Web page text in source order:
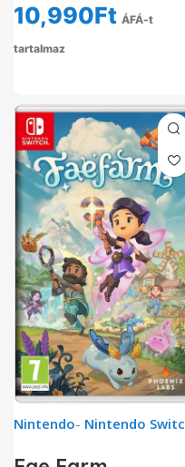
10,990Ft ÁFÁ-t
tartalmaz
Nintendo- Nintendo